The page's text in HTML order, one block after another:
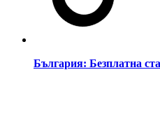
България: Безплатна